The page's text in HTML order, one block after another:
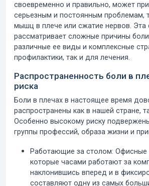
своевременно и правильно, может
серьезным и постоянным проблемам,
мышц в плече или сжатие нервов. Эта
рассматривает сложные причины
различные ее виды и комплексные
профилактики, так и для лечения.
Распространенность боли в
риска
Боли в плечах в настоящее время
распространены как в нашей стране,
Особенно высокому риску
группы профессий, образа жизни и
Работающие за столом: Офисные
которые часами работают за
наклонившись вперед и в
составляют одну из самых